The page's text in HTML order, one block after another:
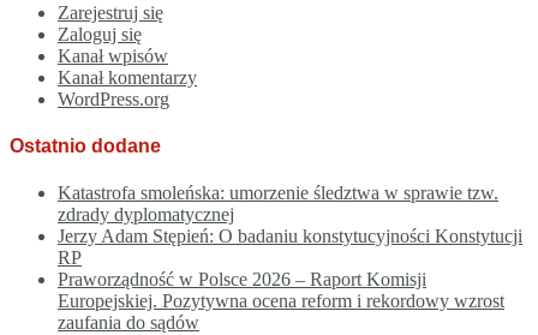
Zarejestruj się
Zaloguj się
Kanał wpisów
Kanał komentarzy
WordPress.org
Ostatnio dodane
Katastrofa smoleńska: umorzenie śledztwa w sprawie tzw.
zdrady dyplomatycznej
Jerzy Adam Stępień: O badaniu konstytucyjności Konstytucji
RP
Praworządność w Polsce 2026 – Raport Komisji
Europejskiej. Pozytywna ocena reform i rekordowy wzrost
zaufania do sądów